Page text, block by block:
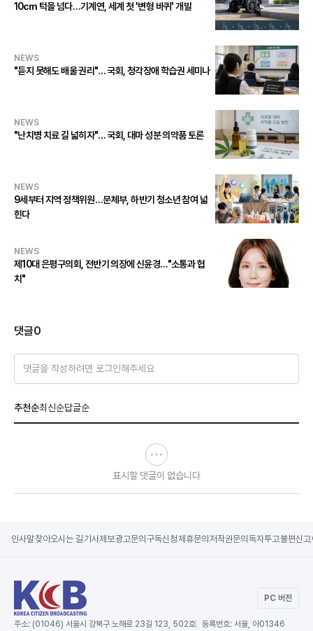
10㎝ 턱을 넘다…기계연, 세계 첫 '변형 바퀴' 개발
NEWS
"듣지 못해도 배울 권리"… 국회, 청각장애 학습권 세미나
NEWS
"난치병 치료 길 넓히자"… 국회, 대마 성분 의약품 토론
NEWS
9세부터 지역 정책위원…문체부, 하반기 청소년 참여 넓
힌다
NEWS
제10대 은평구의회, 전반기 의장에 신윤경…"소통과 협
치"
댓글0
댓글을 작성하려면 로그인해주세요
추천순최신순답글순
표시할 댓글이 없습니다
인사말찾아오시는 길기사제보광고문의 구독신청제휴문의 저작권문의 독자투고불편신고
PC 버전
주소: (01046) 서울시 강북구 노해로 23길 123, 502호 등록번호: 서울, 아01346